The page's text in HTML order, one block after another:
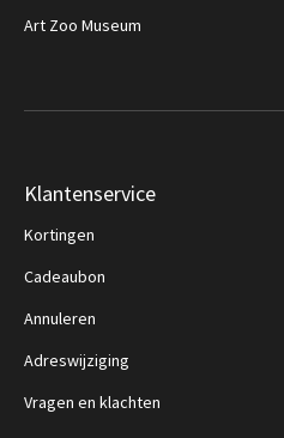
Art Zoo Museum
Klantenservice
Kortingen
Cadeaubon
Annuleren
Adreswijziging
Vragen en klachten